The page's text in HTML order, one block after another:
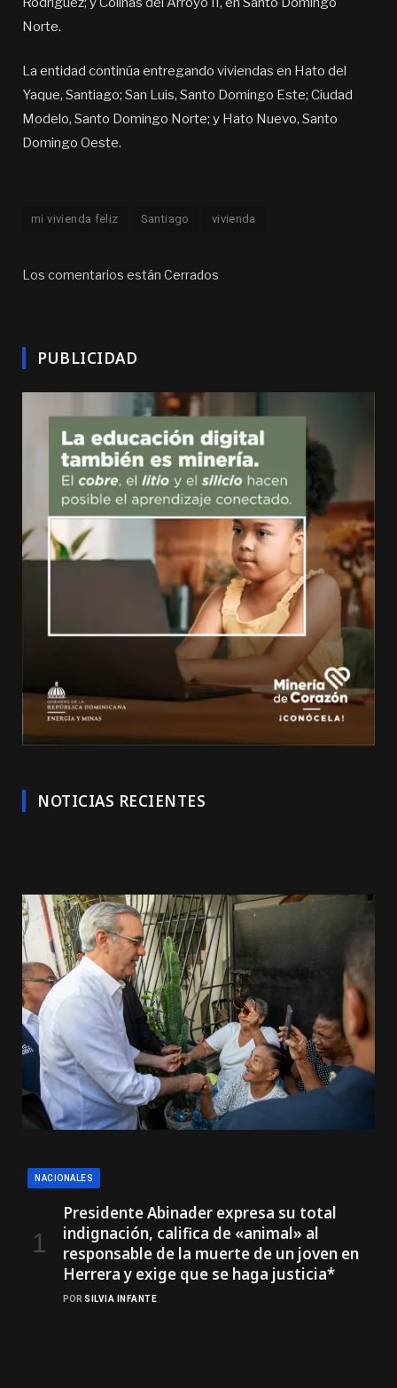
Norte.
La entidad continúa entregando viviendas en Hato del
Yaque, Santiago; San Luis, Santo Domingo Este; Ciudad
Modelo, Santo Domingo Norte; y Hato Nuevo, Santo
Domingo Oeste.
mi vivienda feliz Santiago vivienda
Los comentarios están Cerrados
PUBLICIDAD
NOTICIAS RECIENTES
NACIONALES
Presidente Abinader expresa su total
indignación, califica de «animal» al
responsable de la muerte de un joven en
Herrera y exige que se haga justicia*
POR SILVIA INFANTE